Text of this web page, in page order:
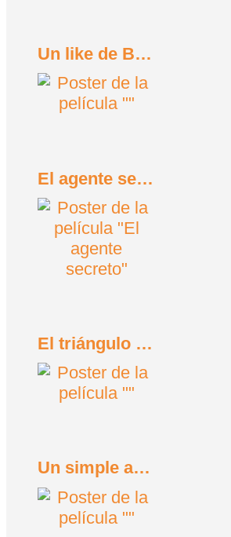
Un like de Bob Trevino (2024)
El agente secreto (2025)
El triángulo de la tristeza (2022)
Un simple accidente (2025)